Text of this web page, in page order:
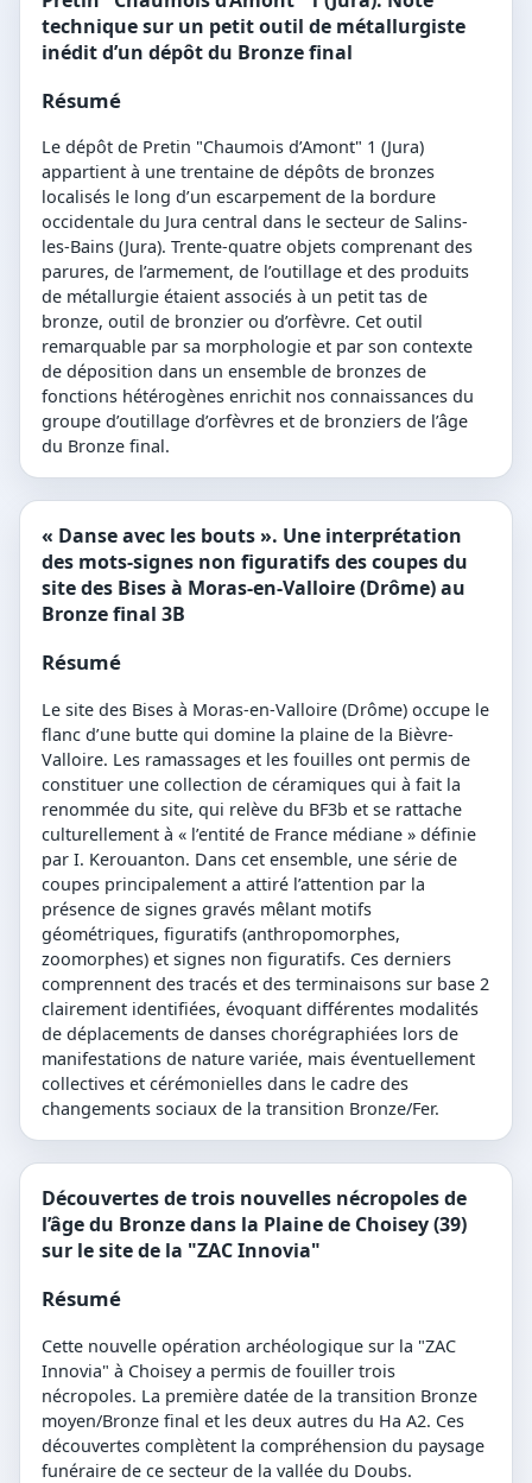
technique sur un petit outil de métallurgiste
inédit d’un dépôt du Bronze final
Résumé
Le dépôt de Pretin "Chaumois d’Amont" 1 (Jura)
appartient à une trentaine de dépôts de bronzes
localisés le long d’un escarpement de la bordure
occidentale du Jura central dans le secteur de Salins-
les-Bains (Jura). Trente-quatre objets comprenant des
parures, de l’armement, de l’outillage et des produits
de métallurgie étaient associés à un petit tas de
bronze, outil de bronzier ou d’orfèvre. Cet outil
remarquable par sa morphologie et par son contexte
de déposition dans un ensemble de bronzes de
fonctions hétérogènes enrichit nos connaissances du
groupe d’outillage d’orfèvres et de bronziers de l’âge
du Bronze final.
« Danse avec les bouts ». Une interprétation
des mots-signes non figuratifs des coupes du
site des Bises à Moras-en-Valloire (Drôme) au
Bronze final 3B
Résumé
Le site des Bises à Moras-en-Valloire (Drôme) occupe le
flanc d’une butte qui domine la plaine de la Bièvre-
Valloire. Les ramassages et les fouilles ont permis de
constituer une collection de céramiques qui à fait la
renommée du site, qui relève du BF3b et se rattache
culturellement à « l’entité de France médiane » définie
par I. Kerouanton. Dans cet ensemble, une série de
coupes principalement a attiré l’attention par la
présence de signes gravés mêlant motifs
géométriques, figuratifs (anthropomorphes,
zoomorphes) et signes non figuratifs. Ces derniers
comprennent des tracés et des terminaisons sur base 2
clairement identifiées, évoquant différentes modalités
de déplacements de danses chorégraphiées lors de
manifestations de nature variée, mais éventuellement
collectives et cérémonielles dans le cadre des
changements sociaux de la transition Bronze/Fer.
Découvertes de trois nouvelles nécropoles de
l’âge du Bronze dans la Plaine de Choisey (39)
sur le site de la "ZAC Innovia"
Résumé
Cette nouvelle opération archéologique sur la "ZAC
Innovia" à Choisey a permis de fouiller trois
nécropoles. La première datée de la transition Bronze
moyen/Bronze final et les deux autres du Ha A2. Ces
découvertes complètent la compréhension du paysage
funéraire de ce secteur de la vallée du Doubs.